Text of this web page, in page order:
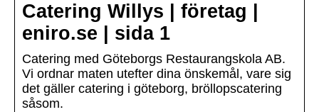
Catering Willys | företag |
eniro.se | sida 1
Catering med Göteborgs Restaurangskola AB.
Vi ordnar maten utefter dina önskemål, vare sig
det gäller catering i göteborg, bröllopscatering
såsom.